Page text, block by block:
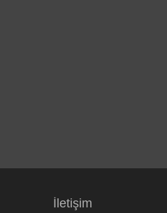
İletişim